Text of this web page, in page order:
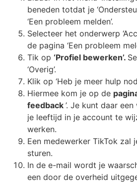
beneden totdat je
‘Een probleem melden’.
Selecteer het onderwerp
de pagina ‘Een probleem
Tik op ‘Profiel bewerken’.
‘Overig’.
Klik op ‘Heb je meer hulp
Hiermee kom je op de
feedback ’. Je kunt daar
je leeftijd in je account te
werken.
Een medewerker TikTok zal
sturen.
In de e-mail wordt je
een door de overheid